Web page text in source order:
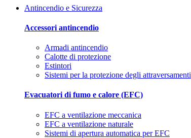
Antincendio e Sicurezza
Accessori antincendio
Armadi antincendio
Calotte di protezione
Estintori
Sistemi per la protezione degli attraversamenti
Evacuatori di fumo e calore (EFC)
EFC a ventilazione meccanica
EFC a ventilazione naturale
Sistemi di apertura automatica per EFC